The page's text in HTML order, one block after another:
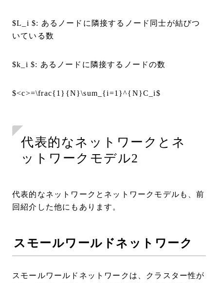
$L_i $: あるノードに隣接するノード同士が結びつ
いている数
$k_i $: あるノードに隣接するノードの数
$<c>=\frac{1}{N}\sum_{i=1}^{N}C_i$
代表的なネットワークとネ
ットワークモデル2
代表的なネットワークとネットワークモデルも、前
回紹介した他にもあります。
スモールワールドネットワーク
スモールワールドネットワークは、クラスター性が